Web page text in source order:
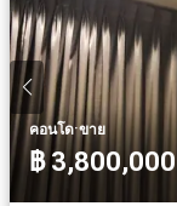
คอนโด·ขาย
฿ 3,800,000